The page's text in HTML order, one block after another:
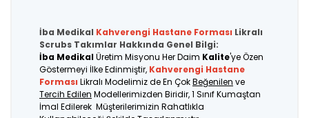
İba Medikal Kahverengi Hastane Forması Likralı
Scrubs Takımlar Hakkında Genel Bilgi:
İba MedikalÜretim Misyonu Her Daim Kalite'ye Özen
Göstermeyi İlke Edinmiştir, Kahverengi Hastane
Forması Likralı Modelimiz de En ÇokBeğenilen ve
Tercih Edilen Modellerimizden Biridir, 1 Sınıf Kumaştan
İmal Edilerek Müşterilerimizin Rahatlıkla